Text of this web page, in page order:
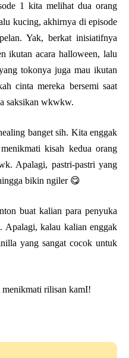
1 kita melihat dua orang
kucing, akhirnya di episode
Yak, berkat inisiatifnya
ikutan acara halloween, lalu
tokonya juga mau ikutan
cinta mereka bersemi saat
saksikan wkwkw.
banget sih. Kita enggak
kisah kedua orang
Apalagi, pastri-pastri yang
bikin ngiler 😋
buat kalian para penyuka
Apalagi, kalau kalian enggak
yang sangat cocok untuk
menikmati rilisan kamI!